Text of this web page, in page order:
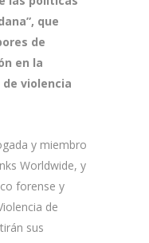
que
de
en la
violencia
y miembro
Worldwide, y
forense y
de
sus